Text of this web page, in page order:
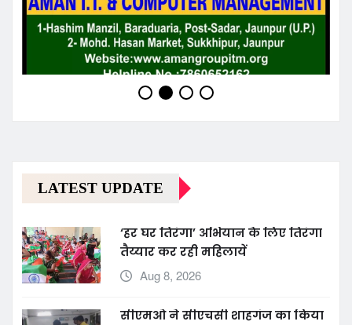
LATEST UPDATE
‘हर घर तिरंगा’ अभियान के लिए तिरंगा
तैय्यार कर रही महिलायें